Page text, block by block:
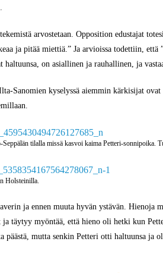
arvostetaan. Opposition edustajat
ja pitää miettiä.” Ja arvioissa todettiin,
haltuunsa, on asiallinen ja rauhallinen, ja
Sanomien kyselyssä aiemmin kärkisijat
tilalla missä kasvoi kaima Petteri-sonnipoika.
Holsteinilla.
ja ennen muuta hyvän ystävän.
ja täytyy myöntää, että hieno oli hetki kun
päästä, mutta senkin Petteri otti haltuunsa